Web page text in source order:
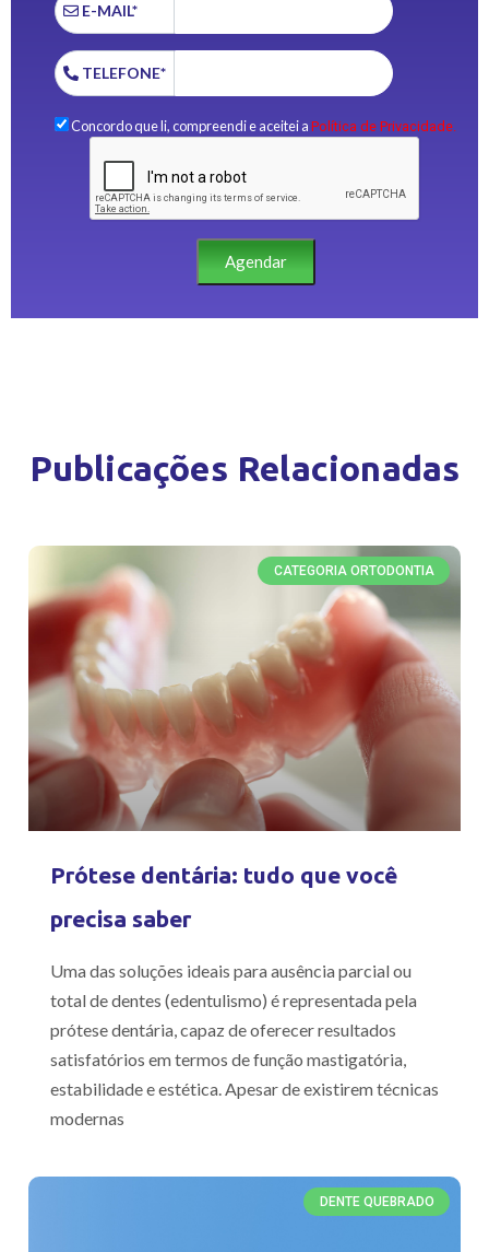
E-MAIL*
TELEFONE*
Concordo que li, compreendi e aceitei a Política de Privacidade.
Agendar
Publicações Relacionadas
CATEGORIA ORTODONTIA
Prótese dentária: tudo que você
precisa saber
Uma das soluções ideais para ausência parcial ou
total de dentes (edentulismo) é representada pela
prótese dentária, capaz de oferecer resultados
satisfatórios em termos de função mastigatória,
estabilidade e estética. Apesar de existirem técnicas
modernas
DENTE QUEBRADO